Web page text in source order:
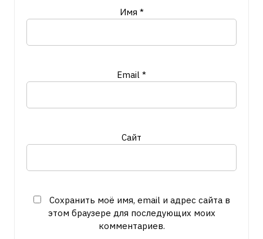
Имя *
Email *
Сайт
Сохранить моё имя, email и адрес сайта в
этом браузере для последующих моих
комментариев.